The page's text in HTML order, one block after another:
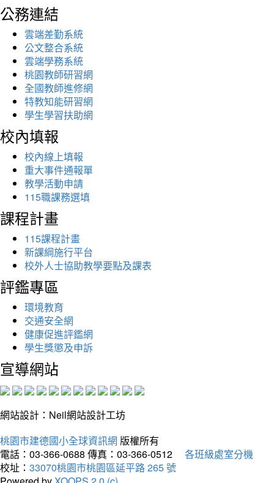
公務連結
雲端差勤系統
公文整合系統
雲端學務系統
桃園教師研習網
全國教師進修網
特教知能研習網
學生學習扶助網
校內填報
校內線上填報
重大事件通報單
教學活動申請
115職課務選填
課程計畫
115課程計畫
新課綱施行平台
校外人士協助教學要點及課表
評鑑專區
環境教育
交通安全網
健康促進評鑑網
學生獎懲及申訴
宣導網站
網站設計：Neil網站設計工坊
桃園市建德國小全球資訊網 版權所有
電話：03-366-0688 傳真：03-366-0512
各班級處室分機
校址： 33070桃園市桃園區延平路 265 號